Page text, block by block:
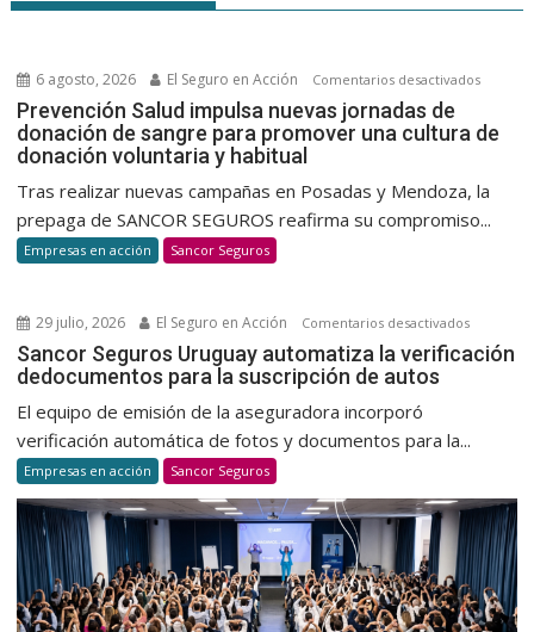
6 agosto, 2026 El Seguro en Acción Comentarios desactivadosen
Salud
para
y
habitual
Prevención Salud impulsa nuevas jornadas de
donación de sangre para promover una cultura de
donación voluntaria y habitual
Tras realizar nuevas campañas en Posadas y Mendoza, la
prepaga de SANCOR SEGUROS reafirma su compromiso...
Empresas en acción Sancor Seguros
29 julio, 2026 El Seguro en Acción Comentarios desactivadosen
Sancor
la
para
la
de
Sancor Seguros Uruguay automatiza la verificación
dedocumentos para la suscripción de autos
El equipo de emisión de la aseguradora incorporó
verificación automática de fotos y documentos para la...
Empresas en acción Sancor Seguros